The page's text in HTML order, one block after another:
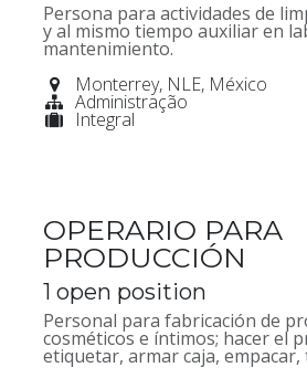
Persona para actividades de
y al mismo tiempo auxiliar en
mantenimiento.
Monterrey, NLE, México
Administração
Integral
OPERARIO PARA
PRODUCCIÓN
1 open position
Personal para fabricación de
cosméticos e íntimos; hacer el
etiquetar, armar caja, empacar,